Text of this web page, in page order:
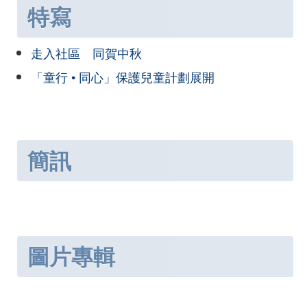
特寫
走入社區 同賀中秋
「童行 • 同心」保護兒童計劃展開
簡訊
圖片專輯